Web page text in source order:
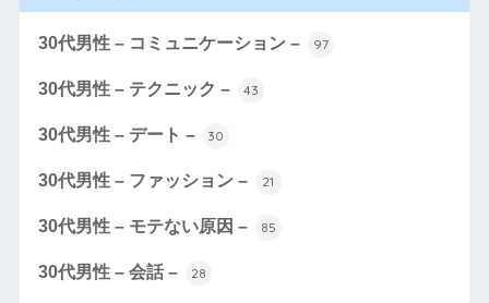
30代男性 – コミュニケーション – 97
30代男性 – テクニック – 43
30代男性 – デート – 30
30代男性 – ファッション – 21
30代男性 – モテない原因 – 85
30代男性 – 会話 – 28